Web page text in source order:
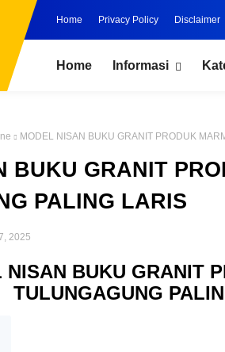
Home Privacy Policy Disclaimer
Home Informasi
MODEL NISAN BUKU GRANIT PRODUK
BUKU GRANIT
PALING LARIS
2025
NISAN BUKU GRANIT
TULUNGAGUNG